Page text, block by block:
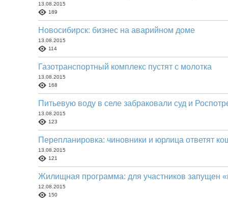
13.08.2015
189
Новосибирск: бизнес на аварийном доме
13.08.2015
114
Газотранспортный комплекс пустят с молотка
13.08.2015
168
Питьевую воду в селе забраковали суд и
13.08.2015
123
Перепланировка: чиновники и юрлица ответят
13.08.2015
121
Жилищная программа: для участников запущен
12.08.2015
150